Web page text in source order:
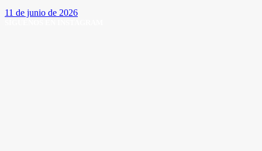
11 de junio de 2026